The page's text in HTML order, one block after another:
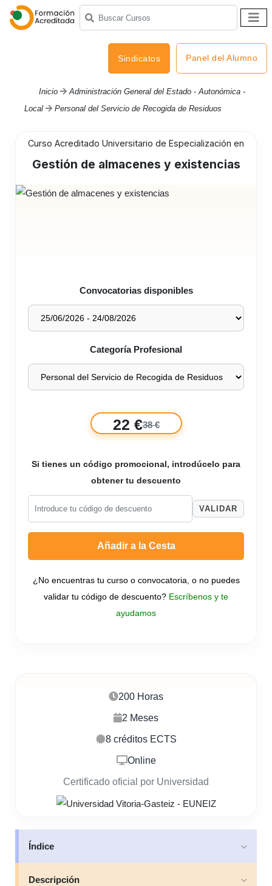
Sindicatos Panel del Alumno
Inicio
Administración General del Estado - Autonómica -
Local
Personal del Servicio de Recogida de Residuos
200 Horas
2 Meses
8 créditos ECTS
Online
Certificado oficial por Universidad
Índice
Descripción
Curso Acreditado Universitario de Especialización en
Gestión de almacenes y existencias
Convocatorias disponibles
Categoría Profesional
22 €38 €
Si tienes un código promocional, introdúcelo para
obtener tu descuento
VALIDAR
Añadir a la Cesta
¿No encuentras tu curso o convocatoria, o no puedes
validar tu código de descuento? Escríbenos y te
ayudamos